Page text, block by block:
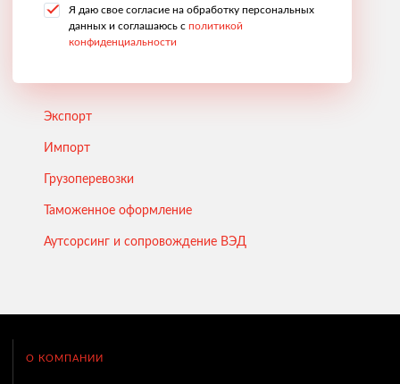
Я даю свое согласие на обработку персональных
данных и соглашаюсь с политикой
конфиденциальности
Экспорт
Импорт
Грузоперевозки
Таможенное оформление
Аутсорсинг и сопровождение ВЭД
О КОМПАНИИ